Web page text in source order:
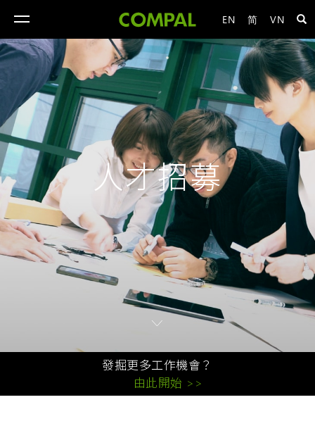
toggle
EN 简 VN
人才招募
發掘更多工作機會？
由此開始 >>